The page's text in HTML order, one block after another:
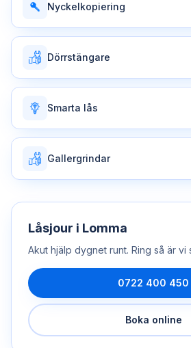
Nyckelkopiering
Dörrstängare
Smarta lås
Gallergrindar
Låsjour i Lomma
Akut hjälp dygnet runt. Ring så är vi
0722 400 450
Boka online